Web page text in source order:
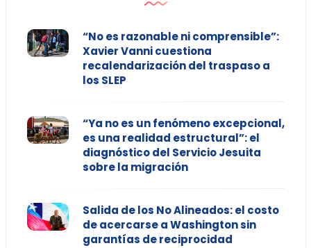
“No es razonable ni comprensible”:
Xavier Vanni cuestiona
recalendarización del traspaso a
los SLEP
“Ya no es un fenómeno excepcional,
es una realidad estructural”: el
diagnóstico del Servicio Jesuita
sobre la migración
Salida de los No Alineados: el costo
de acercarse a Washington sin
garantías de reciprocidad